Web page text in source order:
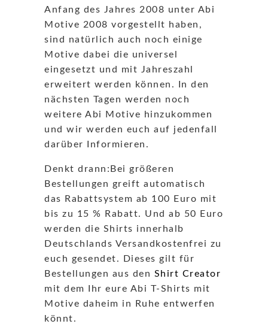
Anfang des Jahres 2008 unter Abi
Motive 2008 vorgestellt haben,
sind natürlich auch noch einige
Motive dabei die universel
eingesetzt und mit Jahreszahl
erweitert werden können. In den
nächsten Tagen werden noch
weitere Abi Motive hinzukommen
und wir werden euch auf jedenfall
darüber Informieren.
Denkt drann:Bei größeren
Bestellungen greift automatisch
das Rabattsystem ab 100 Euro mit
bis zu 15 % Rabatt. Und ab 50 Euro
werden die Shirts innerhalb
Deutschlands Versandkostenfrei zu
euch gesendet. Dieses gilt für
Bestellungen aus den Shirt Creator
mit dem Ihr eure Abi T-Shirts mit
Motive daheim in Ruhe entwerfen
könnt.